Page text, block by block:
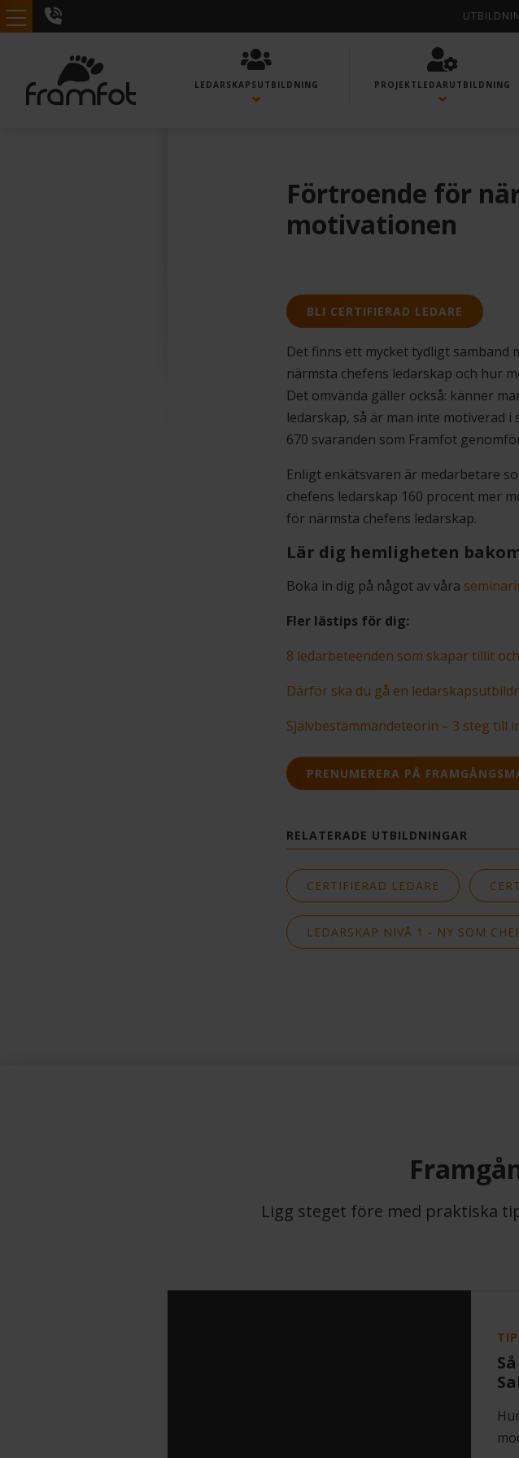
Förtroende för
motivationen
BLI CERTIFIERAD LEDARE
Det finns ett mycket tydligt
närmsta chefens ledarskap och hur
Det omvända gäller också: känner
ledarskap, så är man inte motiverad
670 svaranden som Framfot
Enligt enkätsvaren är medarbetare
chefens ledarskap 160 procent mer
för närmsta chefens ledarskap.
Lär dig hemligheten
Boka in dig på något av våra
Fler lästips för dig:
8 ledarbeteenden som skapar tillit
Därför ska du gå en
Självbestämmandeteorin – 3 steg till
PRENUMERERA PÅ
RELATERADE UTBILDNINGAR
CERTIFIERAD LEDARE
LEDARSKAP NIVÅ 1 - NY SOM
Ligg steget före med praktiska
LEDARSKAPS­UTBILDNING PROJEKTLEDAR­UTBILDNING